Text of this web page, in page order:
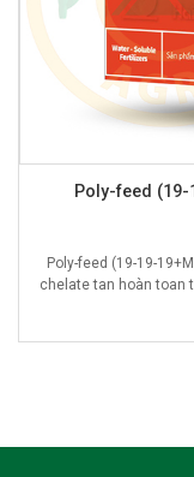
Poly-feed
Poly-feed (19-19-
chelate tan hoàn toan